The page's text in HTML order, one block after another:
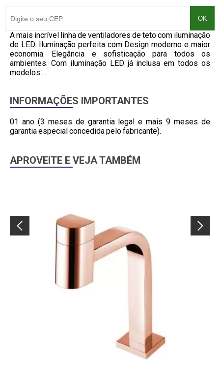
OK
A mais incrível linha de ventiladores de teto com iluminação
de LED. Iluminação perfeita com Design moderno e maior
economia. Elegância e sofisticação para todos os
ambientes. Com iluminação LED já inclusa em todos os
modelos....
INFORMAÇÕES IMPORTANTES
01 ano (3 meses de garantia legal e mais 9 meses de
garantia especial concedida pelo fabricante).
APROVEITE E VEJA TAMBÉM